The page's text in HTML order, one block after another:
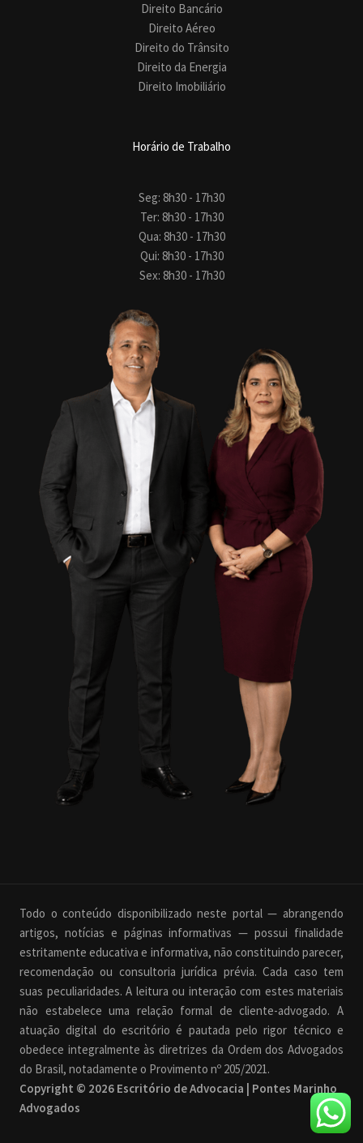
Direito Bancário
Direito Aéreo
Direito do Trânsito
Direito da Energia
Direito Imobiliário
Horário de Trabalho
Seg: 8h30 - 17h30
Ter: 8h30 - 17h30
Qua: 8h30 - 17h30
Qui: 8h30 - 17h30
Sex: 8h30 - 17h30
Todo o conteúdo disponibilizado neste portal — abrangendo
artigos, notícias e páginas informativas — possui finalidade
estritamente educativa e informativa, não constituindo parecer,
recomendação ou consultoria jurídica prévia. Cada caso tem
suas peculiaridades. A leitura ou interação com estes materiais
não estabelece uma relação formal de cliente-advogado. A
atuação digital do escritório é pautada pelo rigor técnico e
obedece integralmente às diretrizes da Ordem dos Advogados
do Brasil, notadamente o Provimento nº 205/2021.
Copyright © 2026 Escritório de Advocacia | Pontes Marinho
Advogados